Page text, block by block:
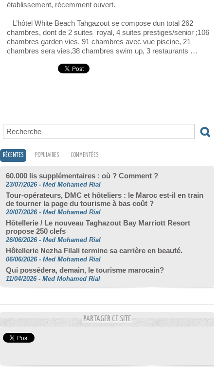
établissement, récemment ouvert.
L’hôtel White Beach Tahgazout se compose dun total 262
chambres, dont de 2 suites royal, 4 suites prestiges/senior ;106
chambres garden vies, 91 chambres avec vue piscine, 21
chambres sera vies,38 chambres swim up, 3 restaurants …
RÉCENTES POPULAIRES COMMENTÉES
60.000 lis supplémentaires : où ? Comment ?
23/07/2026 - Med Mohamed Rial
Tour-opérateurs, DMC et hôteliers : le Maroc est-il en train
de tourner la page du tourisme à bas coût ?
20/07/2026 - Med Mohamed Rial
Hôtellerie / Le nouveau Taghazout Bay Marriott Resort
propose 250 clefs
26/06/2026 - Med Mohamed Rial
Hôtellerie Nezha Filali termine sa carrière en beauté.
06/06/2026 - Med Mohamed Rial
Qui possédera, demain, le tourisme marocain?
11/04/2026 - Med Mohamed Rial
PARTAGER CE SITE